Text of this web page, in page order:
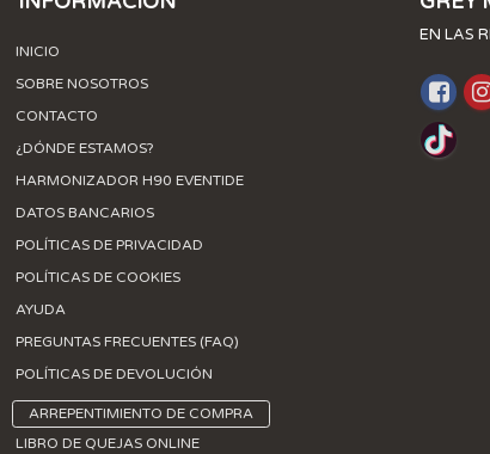
INICIO
SOBRE NOSOTROS
CONTACTO
¿DÓNDE ESTAMOS?
HARMONIZADOR H90 EVENTIDE
DATOS BANCARIOS
POLÍTICAS DE PRIVACIDAD
POLÍTICAS DE COOKIES
AYUDA
PREGUNTAS FRECUENTES (FAQ)
POLÍTICAS DE DEVOLUCIÓN
ARREPENTIMIENTO DE COMPRA
LIBRO DE QUEJAS ONLINE
EN LAS